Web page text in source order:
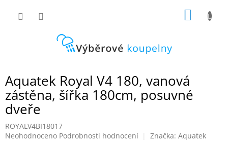
Aquatek Royal V4 180, vanová
zástěna, šířka 180cm, posuvné
dveře
ROYALV4BI18017
Průměrné
Neohodnoceno Podrobnosti hodnocení Značka: Aquatek